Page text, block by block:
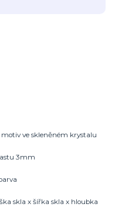
ve skleněném krystalu
3mm
skla x šířka skla x hloubka